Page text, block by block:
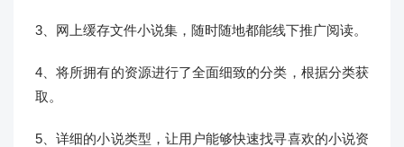
3、网上缓存文件小说集，随时随地都能线下推广阅读。
4、将所拥有的资源进行了全面细致的分类，根据分类获
取。
5、详细的小说类型，让用户能够快速找寻喜欢的小说资